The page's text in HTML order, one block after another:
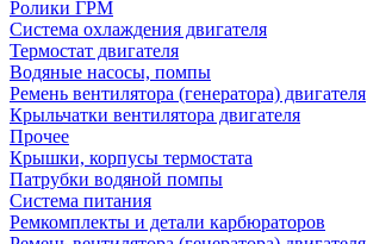
Ролики ГРМ
Система охлаждения двигателя
Термостат двигателя
Водяные насосы, помпы
Ремень вентилятора (генератора) двигателя
Крыльчатки вентилятора двигателя
Прочее
Крышки, корпусы термостата
Патрубки водяной помпы
Система питания
Ремкомплекты и детали карбюраторов